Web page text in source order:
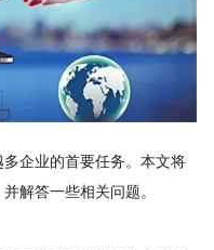
企业的首要任务。本文将
解答一些相关问题。